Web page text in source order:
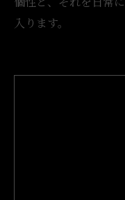
入ります。